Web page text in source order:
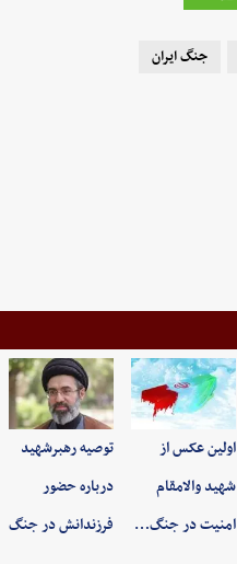
جنگ ایران
اولین عکس از
شهید والامقام
امنیت در جنگ…
توصیه رهبرشهید
درباره حضور
فرزندانش در جنگ